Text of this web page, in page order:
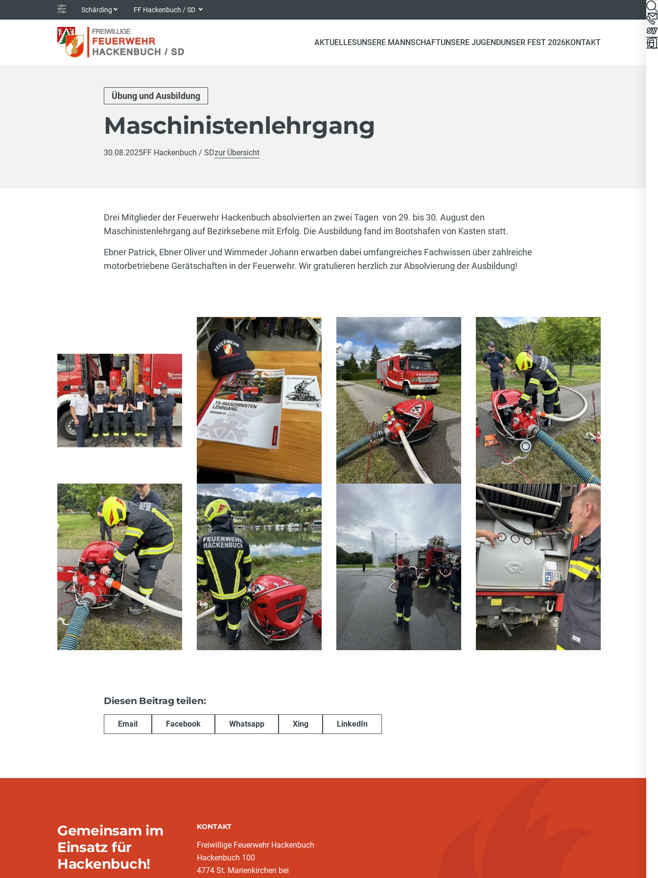
Schärding FF Hackenbuch / SD
AKTUELLESUNSERE MANNSCHAFTUNSERE JUGENDUNSER FEST 2026KONTAKT
Übung und Ausbildung
Maschinistenlehrgang
30.08.2025FF Hackenbuch / SDzur Übersicht
Drei Mitglieder der Feuerwehr Hackenbuch absolvierten an zwei Tagen von 29. bis 30. August den
Maschinistenlehrgang auf Bezirksebene mit Erfolg. Die Ausbildung fand im Bootshafen von Kasten statt.
Ebner Patrick, Ebner Oliver und Wimmeder Johann erwarben dabei umfangreiches Fachwissen über zahlreiche
motorbetriebene Gerätschaften in der Feuerwehr. Wir gratulieren herzlich zur Absolvierung der Ausbildung!
Diesen Beitrag teilen:
Email Facebook Whatsapp Xing LinkedIn
Gemeinsam im
Einsatz für
Hackenbuch!
KONTAKT
Freiwillige Feuerwehr Hackenbuch
Hackenbuch 100
4774 St. Marienkirchen bei